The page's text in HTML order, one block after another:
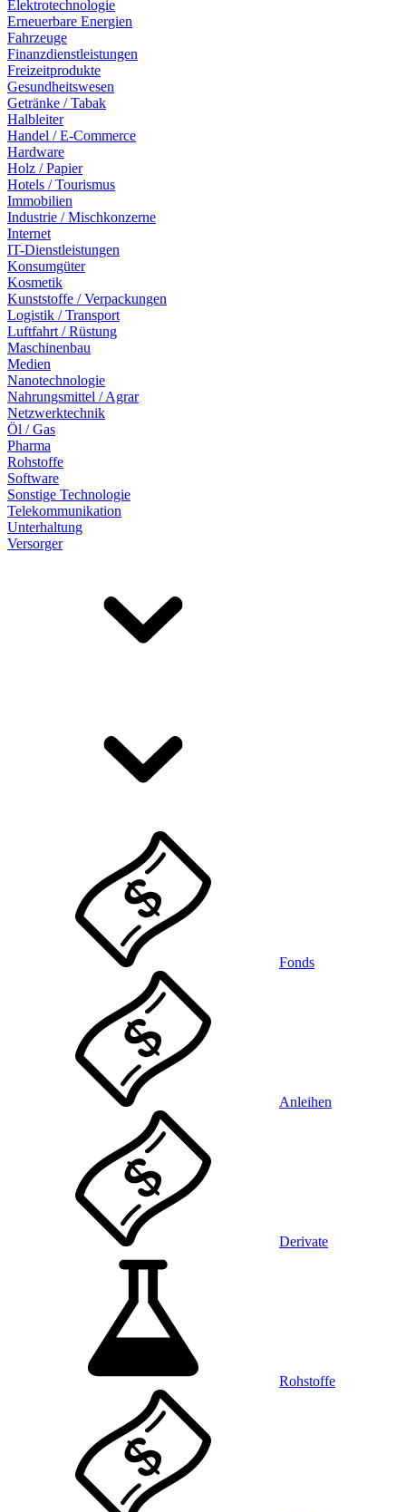
Elektrotechnologie
Erneuerbare Energien
Fahrzeuge
Finanzdienstleistungen
Freizeitprodukte
Gesundheitswesen
Getränke / Tabak
Halbleiter
Handel / E-Commerce
Hardware
Holz / Papier
Hotels / Tourismus
Immobilien
Industrie / Mischkonzerne
Internet
IT-Dienstleistungen
Konsumgüter
Kosmetik
Kunststoffe / Verpackungen
Logistik / Transport
Luftfahrt / Rüstung
Maschinenbau
Medien
Nanotechnologie
Nahrungsmittel / Agrar
Netzwerktechnik
Öl / Gas
Pharma
Rohstoffe
Software
Sonstige Technologie
Telekommunikation
Unterhaltung
Versorger
Fonds
Anleihen
Derivate
Rohstoffe